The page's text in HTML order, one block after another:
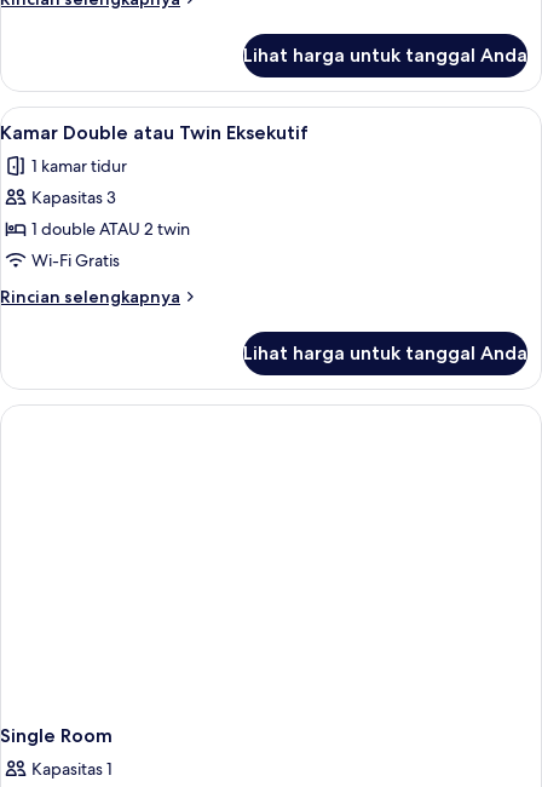
Executive
Dog
Room
Lihat harga untuk tanggal Anda
Lihat
semua
foto
untuk
Kamar
Double
atau
Twin
Kamar Double atau Twin Eksekutif |
6
Kamar Double atau Twin Eksekutif
1 kamar tidur
Kapasitas 3
1 double ATAU 2 twin
Wi-Fi Gratis
Rincian selengkapnya
Rincian
Kamar
Double
atau
Lihat harga untuk tanggal Anda
Single Room
Kapasitas 1